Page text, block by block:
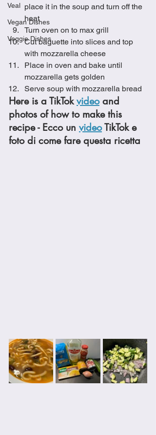
Veal
Vegan Dishes
Veggie Dishes
place it in the soup and turn off the
heat
Turn oven on to max grill
Cut baguette into slices and top
with mozzarella cheese
Place in oven and bake until
mozzarella gets golden
Serve soup with mozzarella bread
Here is a TikTok video and
photos of how to make this
recipe - Ecco un video TikTok e
foto di come fare questa ricetta